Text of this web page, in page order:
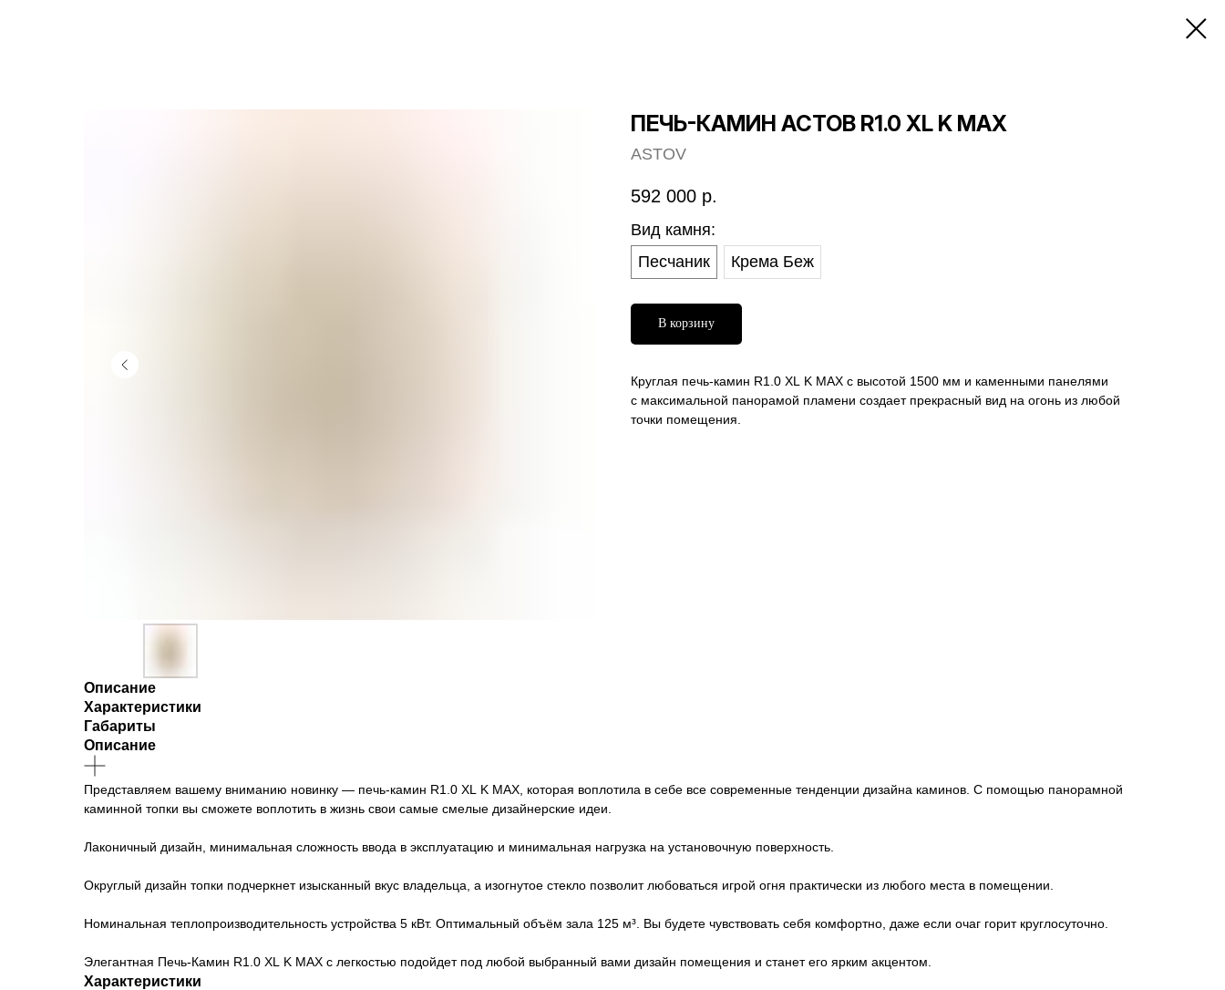
ПЕЧЬ-КАМИН АСТОВ R1.0 XL K MAX
ASTOV
592 000 р.
Вид камня:
Песчаник
Крема Беж
В корзину
Круглая печь-камин R1.0 XL K MAX с высотой 1500 мм и каменными панелями
c максимальной панорамой пламени создает прекрасный вид на огонь из любой
точки помещения.
Описание
Характеристики
Габариты
Описание
Представляем вашему вниманию новинку — печь-камин R1.0 XL K MAX, которая воплотила в себе все современные тенденции дизайна каминов. С помощью панорамной
каминной топки вы сможете воплотить в жизнь свои самые смелые дизайнерские идеи.
Лаконичный дизайн, минимальная сложность ввода в эксплуатацию и минимальная нагрузка на установочную поверхность.
Округлый дизайн топки подчеркнет изысканный вкус владельца, а изогнутое стекло позволит любоваться игрой огня практически из любого места в помещении.
Номинальная теплопроизводительность устройства 5 кВт. Оптимальный объём зала 125 м³. Вы будете чувствовать себя комфортно, даже если очаг горит круглосуточно.
Элегантная Печь-Камин R1.0 XL K MAX с легкостью подойдет под любой выбранный вами дизайн помещения и станет его ярким акцентом.
Характеристики